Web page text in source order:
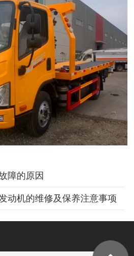
障的原因
动机的维修及保养注意事项